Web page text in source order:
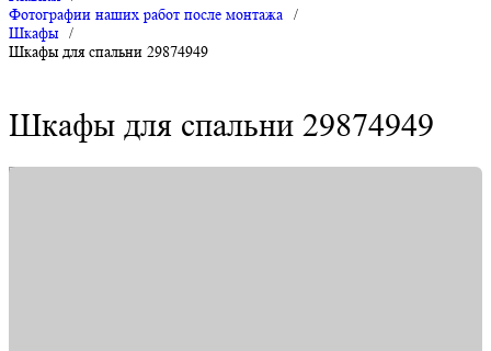
Фотографии наших работ после монтажа
/
Шкафы
/
Шкафы для спальни 29874949
Шкафы для спальни 29874949